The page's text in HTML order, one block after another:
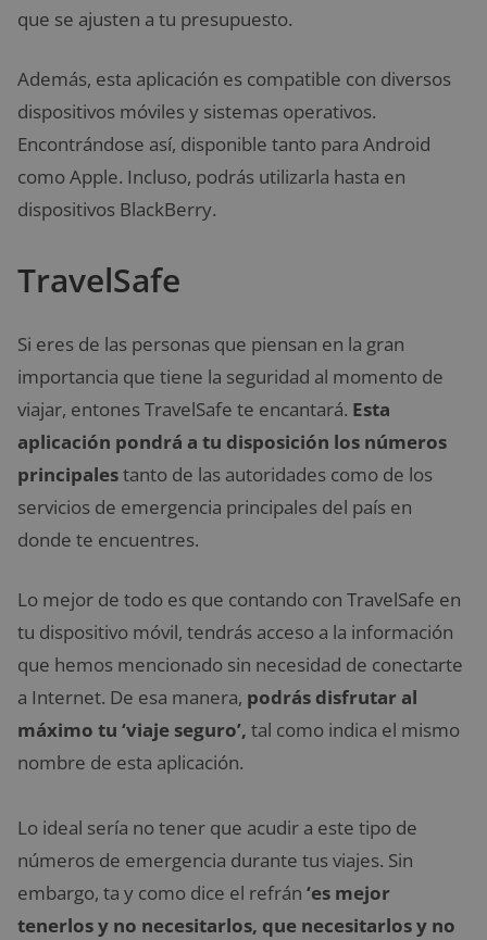
que se ajusten a tu presupuesto.
Además, esta aplicación es compatible con diversos
dispositivos móviles y sistemas operativos.
Encontrándose así, disponible tanto para Android
como Apple. Incluso, podrás utilizarla hasta en
dispositivos BlackBerry.
TravelSafe
Si eres de las personas que piensan en la gran
importancia que tiene la seguridad al momento de
viajar, entones TravelSafe te encantará. Esta
aplicación pondrá a tu disposición los números
principalestanto de las autoridades como de los
servicios de emergencia principales del país en
donde te encuentres.
Lo mejor de todo es que contando con TravelSafe en
tu dispositivo móvil, tendrás acceso a la información
que hemos mencionado sin necesidad de conectarte
a Internet. De esa manera, podrás disfrutar al
máximo tu ‘viaje seguro’, tal como indica el mismo
nombre de esta aplicación.
Lo ideal sería no tener que acudir a este tipo de
números de emergencia durante tus viajes. Sin
embargo, ta y como dice el refrán ‘es mejor
tenerlos y no necesitarlos, que necesitarlos y no